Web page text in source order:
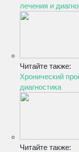
лечения и
Читайте также:
Хронический
диагностика
Читайте также: